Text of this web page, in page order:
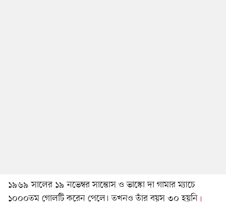
১৯৬৯ সালের ১৯ নভেম্বর সান্তোস ও ভাস্কো দা গামার ম্যাচে
১০০০তম গোলটি করেন পেলে। তখনও তাঁর বয়স ৩০ হয়নি